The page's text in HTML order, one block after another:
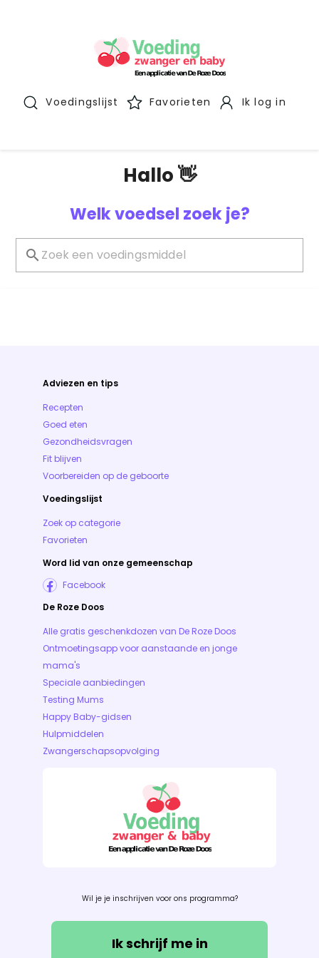
Voedingslijst Favorieten Ik log in
Hallo 👋
Welk voedsel zoek je?
Adviezen en tips
Recepten
Goed eten
Gezondheidsvragen
Fit blijven
Voorbereiden op de geboorte
Voedingslijst
Zoek op categorie
Favorieten
Word lid van onze gemeenschap
Facebook
De Roze Doos
Alle gratis geschenkdozen van De Roze Doos
Ontmoetingsapp voor aanstaande en jonge
mama's
Speciale aanbiedingen
Testing Mums
Happy Baby-gidsen
Hulpmiddelen
Zwangerschapsopvolging
Wil je je inschrijven voor ons programma?
Ik schrijf me in